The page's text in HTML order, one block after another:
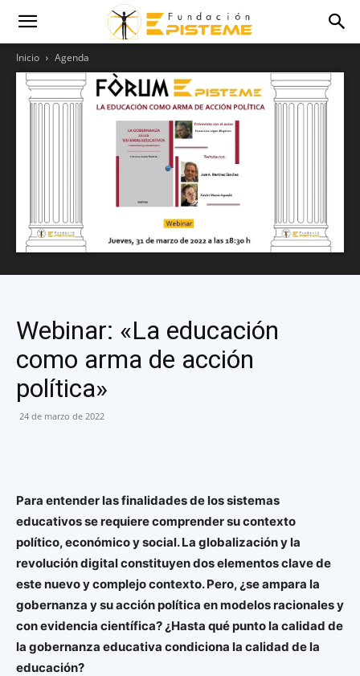
Inicio Agenda
Webinar: «La educación
como arma de acción
política»
24 de marzo de 2022
Para entender las finalidades de los sistemas
educativos se requiere comprender su contexto
político, económico y social. La globalización y la
revolución digital constituyen dos elementos clave de
este nuevo y complejo contexto. Pero, ¿se ampara la
gobernanza y su acción política en modelos racionales y
con evidencia científica? ¿Hasta qué punto la calidad de
la gobernanza educativa condiciona la calidad de la
educación?